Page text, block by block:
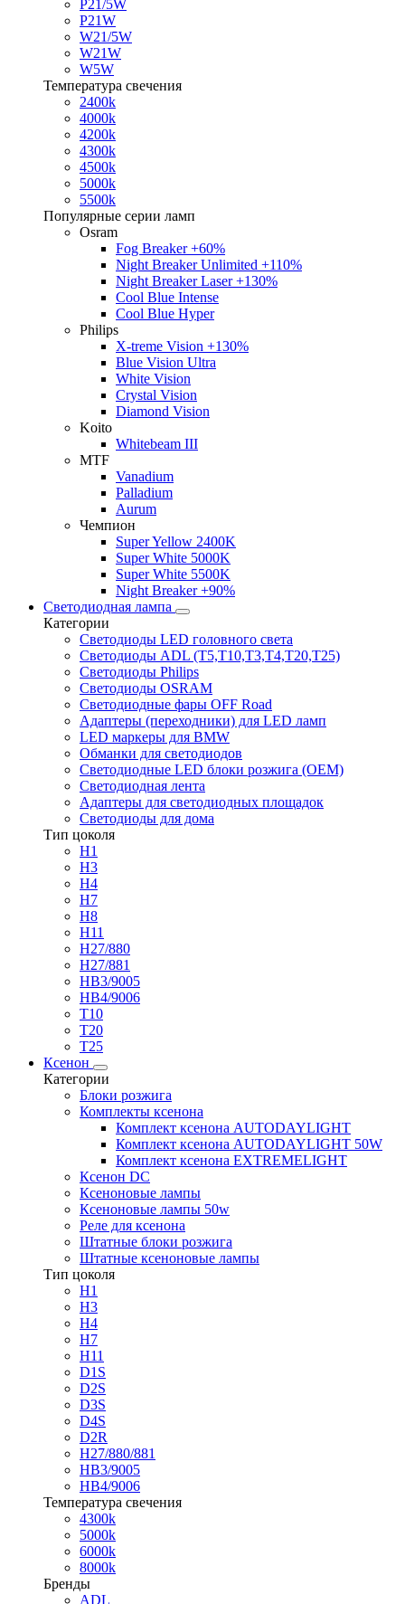
P21/5W
P21W
W21/5W
W21W
W5W
Температура свечения
2400k
4000k
4200k
4300k
4500k
5000k
5500k
Популярные серии ламп
Osram
Fog Breaker +60%
Night Breaker Unlimited +110%
Night Breaker Laser +130%
Cool Blue Intense
Cool Blue Hyper
Philips
X-treme Vision +130%
Blue Vision Ultra
White Vision
Crystal Vision
Diamond Vision
Koito
Whitebeam III
MTF
Vanadium
Palladium
Aurum
Чемпион
Super Yellow 2400K
Super White 5000K
Super White 5500K
Night Breaker +90%
Светодиодная лампа
Категории
Светодиоды LED головного света
Светодиоды ADL (T5,T10,T3,T4,T20,T25)
Светодиоды Philips
Светодиоды OSRAM
Светодиодные фары OFF Road
Адаптеры (переходники) для LED ламп
LED маркеры для BMW
Обманки для светодиодов
Светодиодные LED блоки розжига (OEM)
Светодиодная лента
Адаптеры для светодиодных площадок
Светодиоды для дома
Тип цоколя
H1
H3
H4
H7
H8
H11
H27/880
H27/881
HB3/9005
HB4/9006
T10
T20
T25
Ксенон
Категории
Блоки розжига
Комплекты ксенона
Комплект ксенона AUTODAYLIGHT
Комплект ксенона AUTODAYLIGHT 50W
Комплект ксенона EXTREMELIGHT
Ксенон DC
Ксеноновые лампы
Ксеноновые лампы 50w
Реле для ксенона
Штатные блоки розжига
Штатные ксеноновые лампы
Тип цоколя
H1
H3
H4
H7
H11
D1S
D2S
D3S
D4S
D2R
H27/880/881
HB3/9005
HB4/9006
Температура свечения
4300k
5000k
6000k
8000k
Бренды
ADL